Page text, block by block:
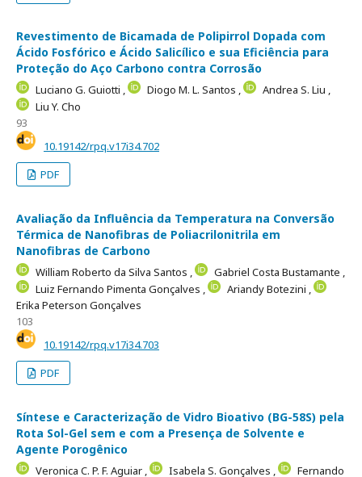
Revestimento de Bicamada de Polipirrol Dopada com
Ácido Fosfórico e Ácido Salicílico e sua Eficiência para
Proteção do Aço Carbono contra Corrosão
Luciano G. Guiotti , Diogo M. L. Santos ,
Andrea S. Liu ,
Liu Y. Cho
93
10.19142/rpq.v17i34.702
PDF
Avaliação da Influência da Temperatura na Conversão
Térmica de Nanofibras de Poliacrilonitrila em
Nanofibras de Carbono
William Roberto da Silva Santos ,
Gabriel Costa Bustamante ,
Luiz Fernando Pimenta Gonçalves ,
Ariandy Botezini ,
Erika Peterson Gonçalves
103
10.19142/rpq.v17i34.703
PDF
Síntese e Caracterização de Vidro Bioativo (BG-58S) pela
Rota Sol-Gel sem e com a Presença de Solvente e
Agente Porogênico
Veronica C. P. F. Aguiar , Isabela S. Gonçalves ,
Fernando